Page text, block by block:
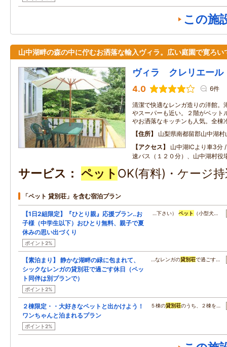
この施
山中湖畔の森の中に佇むお洒落な輸入ヴィラ。広い庭園で寛ろい
ヴィラ クレリエール
4.0 6件
清潔で快適なレンガ造りの洋館。
やスーパーも近い。２階がベット
やお洒落なキッチンも人気。全棟
住所
山梨県南都留郡山中湖
アクセス
山中湖ICより車3分
速バス（１２０分）、山中湖村役
サービス ペット OK(有料)・ケージ
「ペット 貸別荘」を含む宿泊プラン
【1日2組限定】『ひとり親』応援プラン‥お
子様（中学生以下）おひとり無料、親子で夏
休みの思い出づくり
ポイント2%
…下さい）ペット （小型犬…
【素泊まり】 静かな湖畔の緑に包まれて、
シックなレンガの貸別荘で過ごす休日（ペッ
ト同伴は別プランで）
ポイント2%
…なレンガの貸別荘で過ごす…
２棟限定・・大好きなペットと出かけよう！
ワンちゃんと泊まれるプラン
ポイント2%
５棟の貸別荘のうち、２棟を…